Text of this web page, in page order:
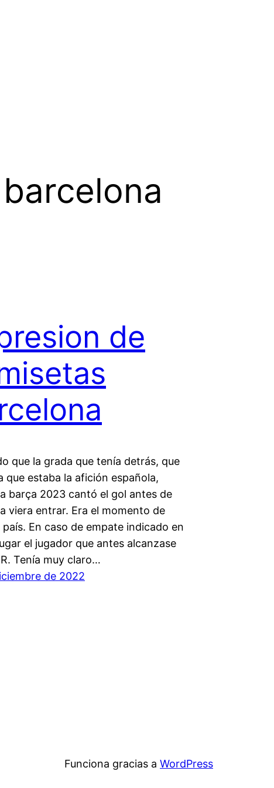
de
que la grada que tenía detrás, que
que estaba la afición española,
barça 2023 cantó el gol antes de
viera entrar. Era el momento de
En caso de empate indicado en
el jugador que antes alcanzase
Tenía muy claro…
de 2022
Funciona gracias a WordPress